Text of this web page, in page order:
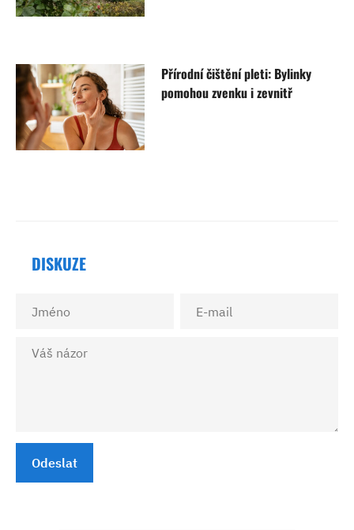
Přírodní čištění pleti: Bylinky
pomohou zvenku i zevnitř
DISKUZE
Odeslat